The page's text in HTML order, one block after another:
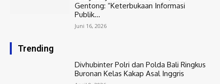
Gentong: “Keterbukaan Informasi
Publik...
Juni 16, 2026
Trending
Divhubinter Polri dan Polda Bali Ringkus
Buronan Kelas Kakap Asal Inggris